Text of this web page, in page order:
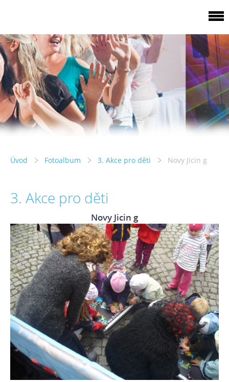
Úvod Fotoalbum 3. Akce pro děti Novy Jicin g
3. Akce pro děti
Novy Jicin g